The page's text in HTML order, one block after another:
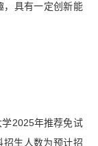
，具有一定创新能
2025年推荐免试
生人数为预计招